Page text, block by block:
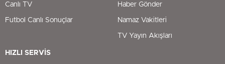
Canlı TV
Futbol Canlı Sonuçlar
Haber Gönder
Namaz Vakitleri
TV Yayın Akışları
HIZLI SERVİS